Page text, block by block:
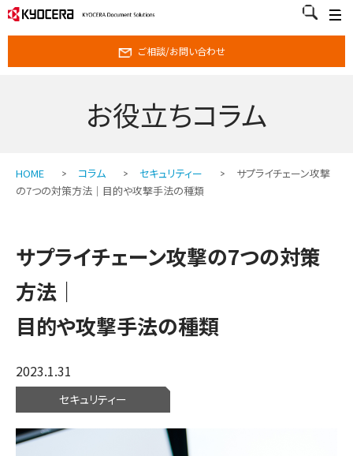
ご相談/お問い合わせ
お役立ちコラム
HOME コラム セキュリティー
サプライチェーン攻撃
の7つの対策方法｜目的や攻撃手法の種類
サプライチェーン攻撃の7つの対策
方法｜
目的や攻撃手法の種類
2023.1.31
セキュリティー